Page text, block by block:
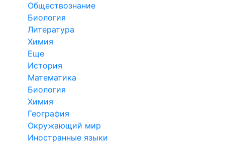
Обществознание
Биология
Литература
Химия
Еще
История
Математика
Биология
Химия
География
Окружающий мир
Иностранные языки